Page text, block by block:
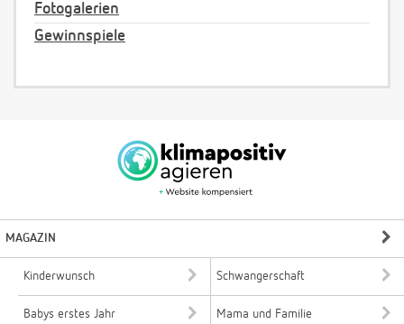
Fotogalerien
Gewinnspiele
MAGAZIN
Kinderwunsch Schwangerschaft
Babys erstes Jahr Mama und Familie